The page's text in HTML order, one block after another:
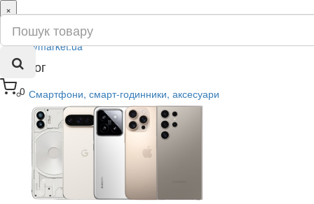
0
×
ru
ua
Каталог
Смартфони, смарт-годинники, аксесуари